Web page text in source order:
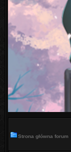
Strona główna forum